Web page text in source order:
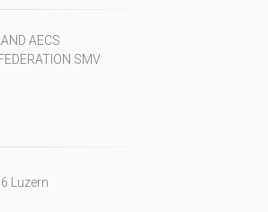
AECS
SMV
Luzern